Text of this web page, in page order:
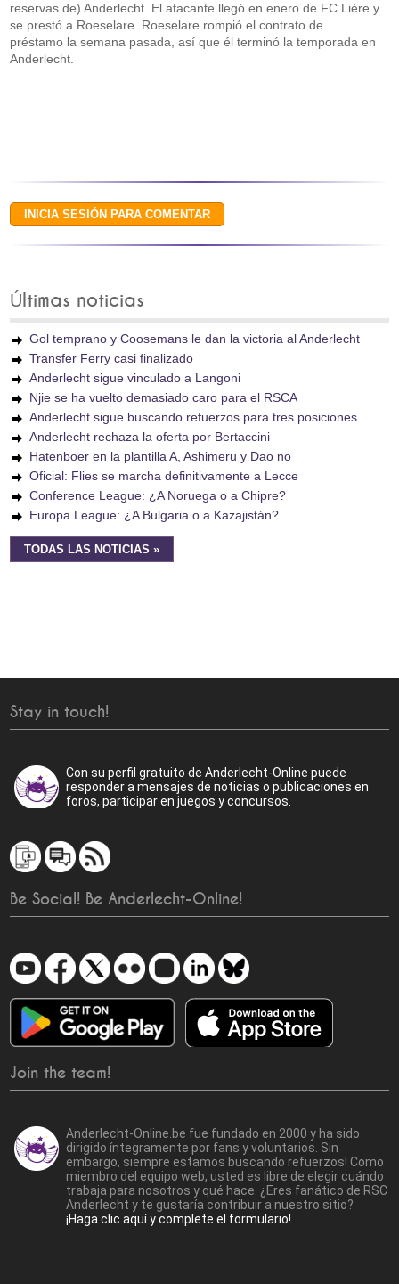
reservas de) Anderlecht. El atacante llegó en enero de FC Lière y
se prestó a Roeselare. Roeselare rompió el contrato de
préstamo la semana pasada, así que él terminó la temporada en
Anderlecht.
Últimas noticias
Gol temprano y Coosemans le dan la victoria al Anderlecht
Transfer Ferry casi finalizado
Anderlecht sigue vinculado a Langoni
Njie se ha vuelto demasiado caro para el RSCA
Anderlecht sigue buscando refuerzos para tres posiciones
Anderlecht rechaza la oferta por Bertaccini
Hatenboer en la plantilla A, Ashimeru y Dao no
Oficial: Flies se marcha definitivamente a Lecce
Conference League: ¿A Noruega o a Chipre?
Europa League: ¿A Bulgaria o a Kazajistán?
TODAS LAS NOTICIAS »
Stay in touch!
Con su perfil gratuito de Anderlecht-Online puede
responder a mensajes de noticias o publicaciones en
foros, participar en juegos y concursos.
Be Social! Be Anderlecht-Online!
Join the team!
Anderlecht-Online.be fue fundado en 2000 y ha sido
dirigido íntegramente por fans y voluntarios. Sin
embargo, siempre estamos buscando refuerzos! Como
miembro del equipo web, usted es libre de elegir cuándo
trabaja para nosotros y qué hace. ¿Eres fanático de RSC
Anderlecht y te gustaría contribuir a nuestro sitio?
¡Haga clic aquí y complete el formulario!